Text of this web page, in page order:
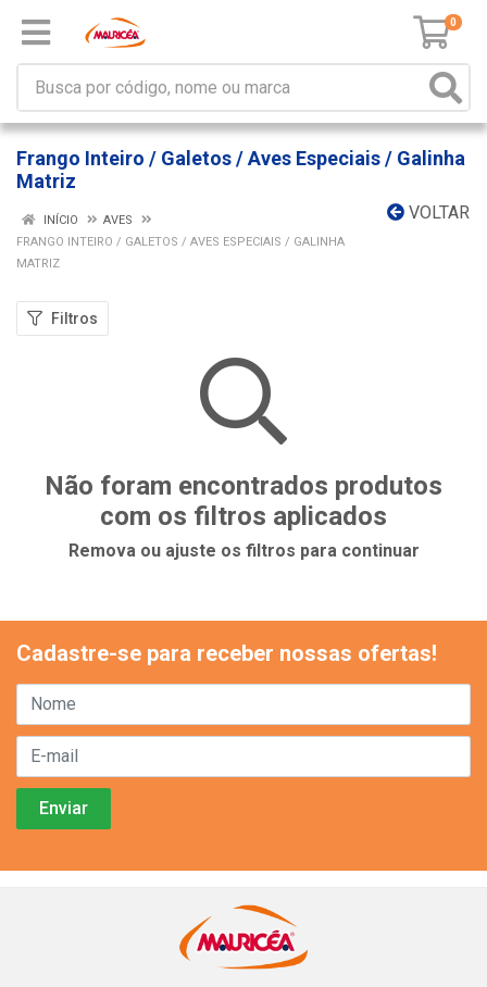
0
Frango Inteiro / Galetos / Aves Especiais / Galinha
Matriz
VOLTAR
INÍCIO
AVES
FRANGO INTEIRO / GALETOS / AVES ESPECIAIS / GALINHA
MATRIZ
Filtros
Não foram encontrados produtos
com os filtros aplicados
Remova ou ajuste os filtros para continuar
Cadastre-se para receber nossas ofertas!